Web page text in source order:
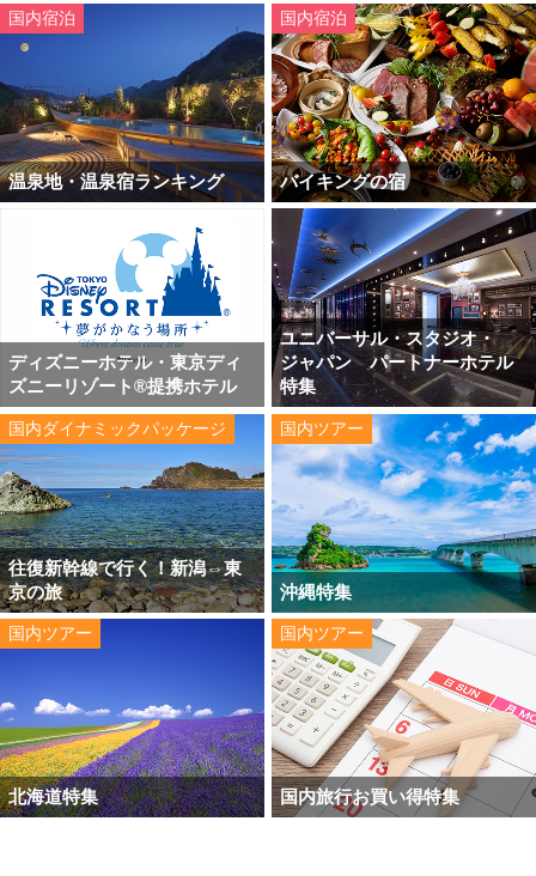
国内宿泊
温泉地・温泉宿ランキング
国内宿泊
バイキングの宿
ディズニーホテル・東京ディ
ズニーリゾート®提携ホテル
ユニバーサル・スタジオ・
ジャパン パートナーホテル
特集
国内ダイナミックパッケージ
往復新幹線で行く！新潟⇔東
京の旅
国内ツアー
沖縄特集
国内ツアー
北海道特集
国内ツアー
国内旅行お買い得特集